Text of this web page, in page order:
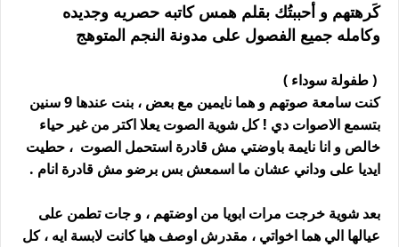
كَرهتهم و أحببتُك بقلم همس كاتبه حصريه وجديده
وكامله جميع الفصول على مدونة النجم المتوهج
( طفولة سوداء )
كنت سامعة صوتهم و هما نايمين مع بعض ، بنت عندها 9 سنين
بتسمع الاصوات دي ! كل شوية الصوت يعلا اكتر من غير حياء
خالص و انا نايمة باوضتي مش قادرة استحمل الصوت ، حطيت
ايديا على وداني عشان ما اسمعش بس برضو مش قادرة انام .
بعد شوية خرجت مرات ابويا من اوضتهم ، و جات تطمن على
عيالها الي هما اخواتي ، مقدرش اوصف هيا كانت لابسة ايه ، كل